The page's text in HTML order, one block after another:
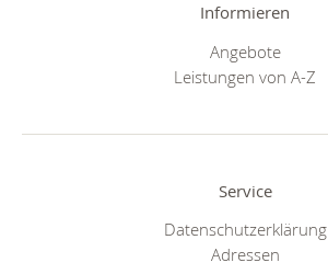
Informieren
Angebote
Leistungen von A-Z
Service
Datenschutzerklärung
Adressen